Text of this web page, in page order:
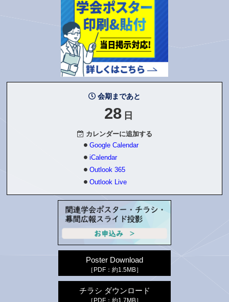
会期まであと
28 日
カレンダーに追加する
Google Calendar
iCalendar
Outlook 365
Outlook Live
Poster Download
［PDF：約1.5MB］
チラシ ダウンロード